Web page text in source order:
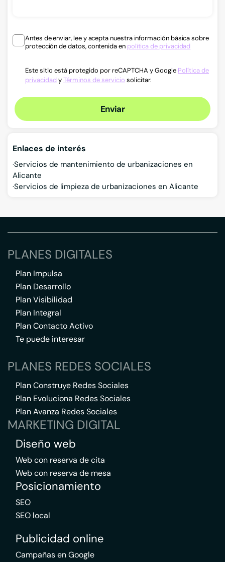
Antes de enviar, lee y acepta nuestra información básica sobre
protección de datos, contenida en política de privacidad
Este sitio está protegido por reCAPTCHA y Google Política de
privacidad yTérminos de servicio solicitar.
Enviar
Enlaces de interés
Servicios de mantenimiento de urbanizaciones en
Alicante
Servicios de limpieza de urbanizaciones en Alicante
PLANES DIGITALES
Plan Impulsa
Plan Desarrollo
Plan Visibilidad
Plan Integral
Plan Contacto Activo
Te puede interesar
PLANES REDES SOCIALES
Plan Construye Redes Sociales
Plan Evoluciona Redes Sociales
Plan Avanza Redes Sociales
MARKETING DIGITAL
Diseño web
Web con reserva de cita
Web con reserva de mesa
Posicionamiento
SEO
SEO local
Publicidad online
Campañas en Google